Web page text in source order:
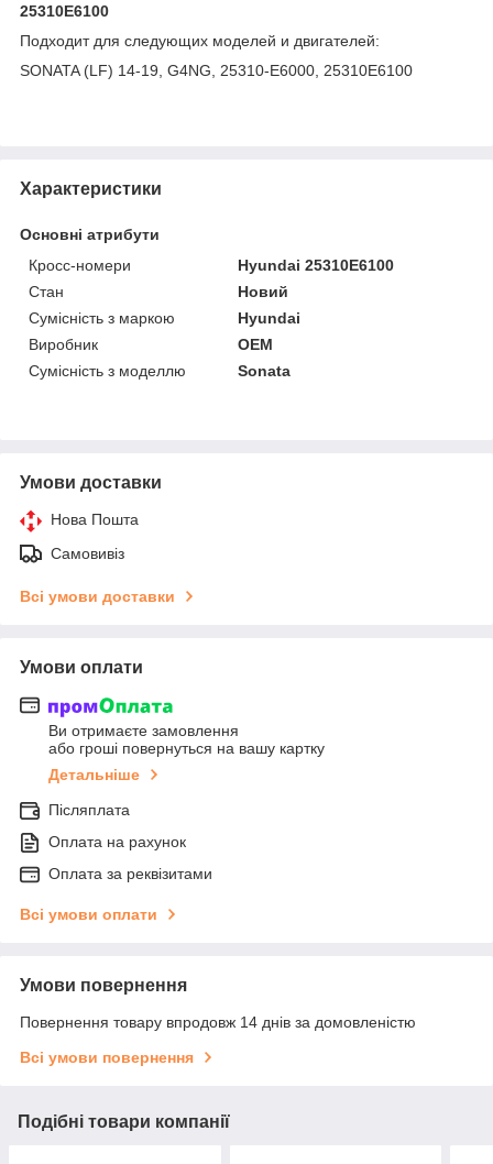
25310E6100
Подходит для следующих моделей и двигателей:
SONATA (LF) 14-19, G4NG, 25310-E6000, 25310E6100
Характеристики
Основні атрибути
Кросс-номери
Hyundai 25310E6100
Стан
Новий
Сумісність з маркою
Hyundai
Виробник
OEM
Сумісність з моделлю
Sonata
Умови доставки
Нова Пошта
Самовивіз
Всі умови доставки
Умови оплати
Ви отримаєте замовлення
або гроші повернуться на вашу картку
Детальніше
Післяплата
Оплата на рахунок
Оплата за реквізитами
Всі умови оплати
Умови повернення
Повернення товару впродовж 14 днів за домовленістю
Всі умови повернення
Подібні товари компанії